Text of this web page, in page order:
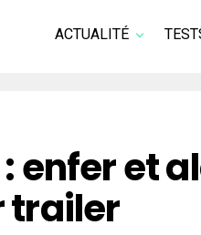
ACTUALITÉ
enfer et
trailer